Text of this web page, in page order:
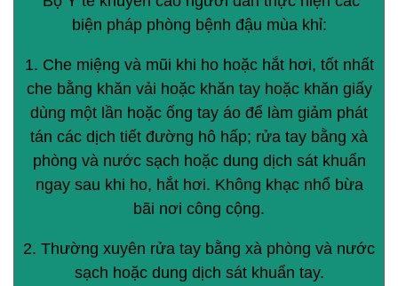
biện pháp phòng bệnh đậu mùa khỉ:
1. Che miệng và mũi khi ho hoặc hắt hơi, tốt nhất
che bằng khăn vải hoặc khăn tay hoặc khăn giấy
dùng một lần hoặc ống tay áo để làm giảm phát
tán các dịch tiết đường hô hấp; rửa tay bằng xà
phòng và nước sạch hoặc dung dịch sát khuẩn
ngay sau khi ho, hắt hơi. Không khạc nhổ bừa
bãi nơi công cộng.
2. Thường xuyên rửa tay bằng xà phòng và nước
sạch hoặc dung dịch sát khuẩn tay.